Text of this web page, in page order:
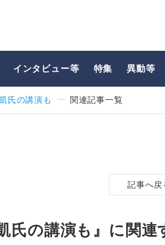
インタビュー等 特集 異動等
氏の講演も 関連記事一覧
記事へ戻
氏の講演も』に関連